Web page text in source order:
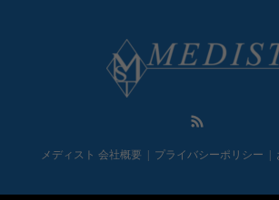
メディスト 会社概要 プライバシーポリシー